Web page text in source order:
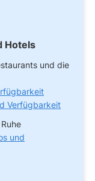
Hotels
und die
Verfügbarkeit
und